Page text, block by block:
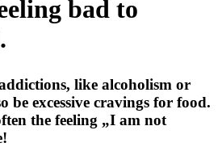
bad to
like alcoholism or
excessive cravings for food.
the feeling „I am not